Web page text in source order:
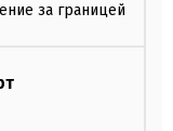
за границей